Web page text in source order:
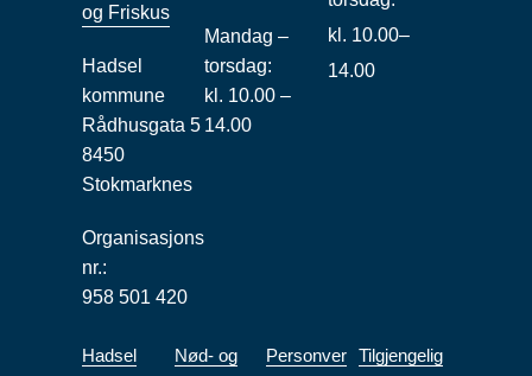
og Friskus
Hadsel
kommune
Rådhusgata 5
8450
Stokmarknes
Organisasjons
nr.:
958 501 420
Mandag –
torsdag:
kl. 10.00 –
14.00
kl. 10.00–
14.00
Hadsel
Nød- og
Personver Tilgjengelig